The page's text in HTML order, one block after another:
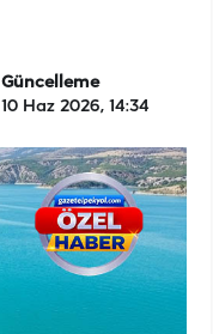
Güncelleme
10 Haz 2026, 14:34